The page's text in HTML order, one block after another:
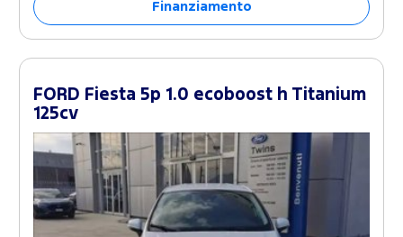
Finanziamento
FORD Fiesta 5p 1.0 ecoboost h Titanium
125cv